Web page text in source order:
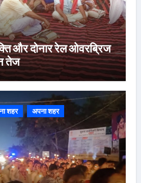
और दोनार रेल ओवरब्रिज
तेज
शहर अपना शहर